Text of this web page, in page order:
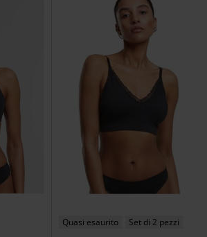
Quasi esaurito Set di 2 pezzi